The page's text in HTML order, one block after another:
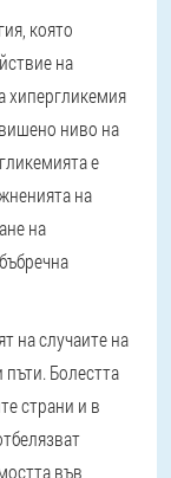
която
на
хипергликемия
ниво на
е
на
на
на случаите на
пъти. Болестта
страни и в
във